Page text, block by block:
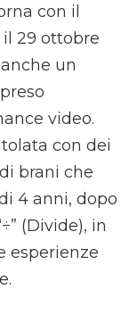
con il
il 29 ottobre
un
video.
con dei
brani che
4 anni, dopo
(Divide), in
esperienze